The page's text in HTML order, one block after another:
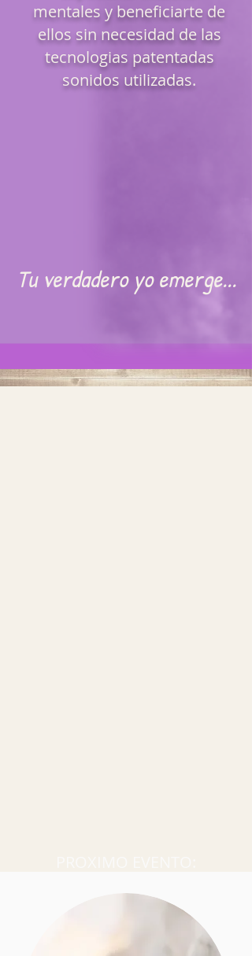
mentales y beneficiarte de
ellos sin necesidad de las
tecnologias patentadas
sonidos utilizadas.
Tu verdadero yo emerge...